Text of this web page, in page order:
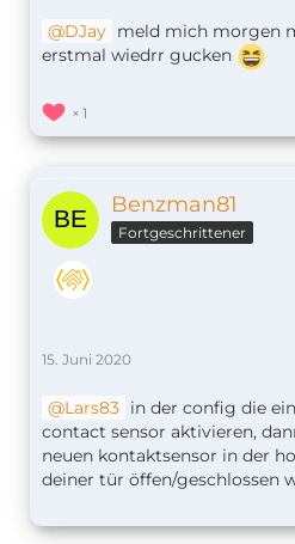
DJay meld mich morgen
erstmal wiedrr gucken
1
Benzman81
Fortgeschrittener
15. Juni 2020
Lars83 in der config die
contact sensor aktivieren,
neuen kontaktsensor in der
deiner tür öffen/geschlossen